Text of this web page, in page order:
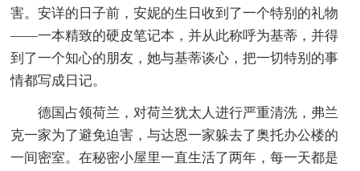
害。安详的日子前，安妮的生日收到了一个特别的礼物
——一本精致的硬皮笔记本，并从此称呼为基蒂，并得
到了一个知心的朋友，她与基蒂谈心，把一切特别的事
情都写成日记。
德国占领荷兰，对荷兰犹太人进行严重清洗，弗兰
克一家为了避免迫害，与达恩一家躲去了奥托办公楼的
一间密室。在秘密小屋里一直生活了两年，每一天都是